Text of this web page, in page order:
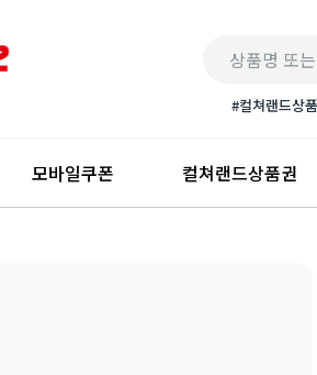
#컬쳐랜드상
모바일쿠폰 컬쳐랜드상품권